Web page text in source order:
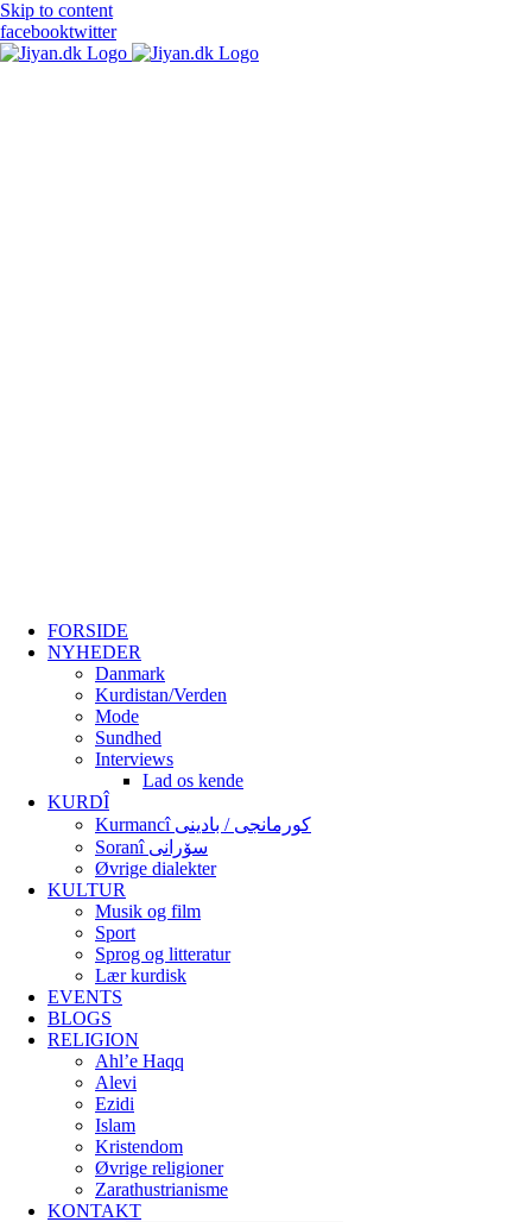
Skip to content
facebooktwitter
FORSIDE
NYHEDER
Danmark
Kurdistan/Verden
Mode
Sundhed
Interviews
Lad os kende
KURDÎ
Kurmancî کورمانجی / بادینی
Soranî سۆرانی
Øvrige dialekter
KULTUR
Musik og film
Sport
Sprog og litteratur
Lær kurdisk
EVENTS
BLOGS
RELIGION
Ahl’e Haqq
Alevi
Ezidi
Islam
Kristendom
Øvrige religioner
Zarathustrianisme
KONTAKT